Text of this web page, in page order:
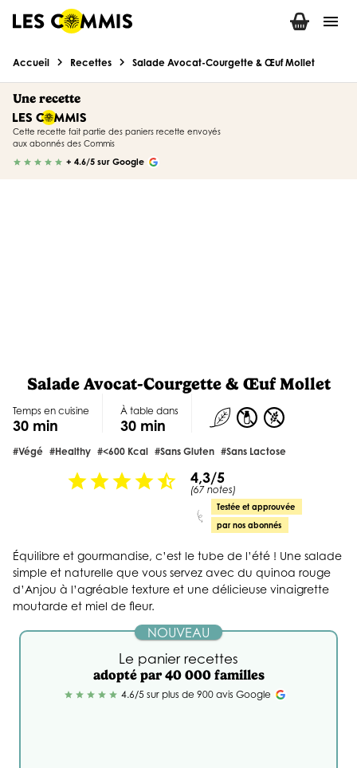
menu
Accueil chevron_right Recettes chevron_right Salade Avocat-Courgette & Œuf Mollet
Une recette
Cette recette fait partie des paniers recette envoyés
aux abonnés des Commis
star star star star star + 4.6/5 sur Google
Salade Avocat-Courgette & Œuf Mollet
Temps en cuisine
30 min
À table dans
30 min
#végé #healthy #<600 Kcal #sans Gluten #sans Lactose
starstarstarstarstar_half 4,3/5
(67 notes)
Testée et approuvée
par nos abonnés
Équilibre et gourmandise, c’est le tube de l’été ! Une salade
simple et naturelle que vous servez avec du quinoa rouge
d’Anjou à l’agréable texture et une délicieuse vinaigrette
moutarde et miel de fleur.
NOUVEAU
Le panier recettes
adopté par 40 000 familles
star star star star star 4.6/5 sur plus de 900 avis Google